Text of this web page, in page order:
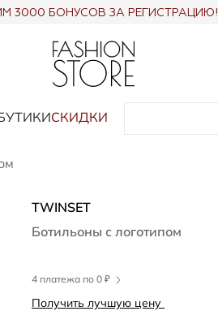
3000 БОНУСОВ ЗА РЕГИСТРАЦИЮ!
СКИДКИ
TWINSET
Ботильоны с логотипом
4 платежа по 0 ₽
Получить лучшую цену